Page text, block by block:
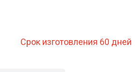
Срок изготовления 60 дней